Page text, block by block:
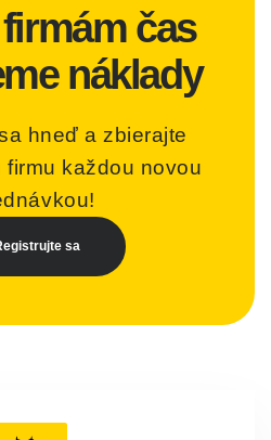
čas
náklady
hneď a zbierajte
každou novou
sa